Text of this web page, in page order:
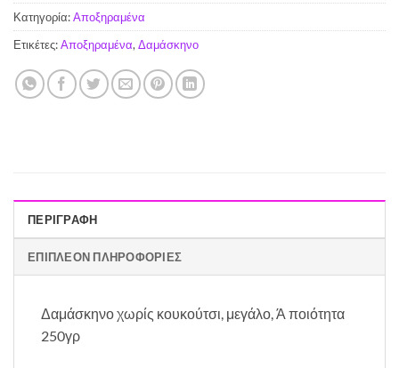
Κατηγορία:Αποξηραμένα
Ετικέτες:Αποξηραμένα,Δαμάσκηνο
ΠΕΡΙΓΡΑΦΉ
ΕΠΙΠΛΈΟΝ ΠΛΗΡΟΦΟΡΊΕΣ
Δαμάσκηνο χωρίς κουκούτσι, μεγάλο, Ά ποιότητα
250γρ